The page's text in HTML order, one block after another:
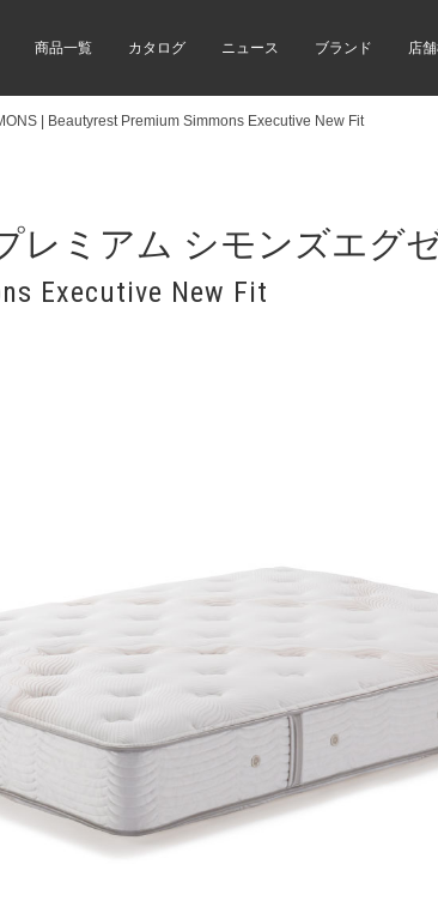
商品一覧 カタログ ニュース ブランド 店
| Beautyrest Premium Simmons Executive New Fit
レミアム シモンズエグ
Executive New Fit